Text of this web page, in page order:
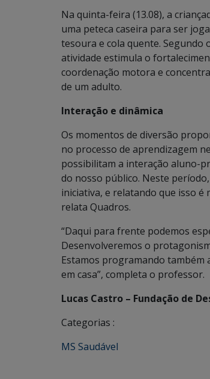
Na quinta-feira (13.08), a
uma peteca caseira para ser
tesoura e cola quente. Segundo
atividade estimula o
coordenação motora e
de um adulto.
Interação e dinâmica
Os momentos de diversão
no processo de aprendizagem
possibilitam a interação aluno-
do nosso público. Neste
iniciativa, e relatando que isso
relata Quadros.
“Daqui para frente podemos
Desenvolveremos o
Estamos programando também
em casa”, completa o professor.
Lucas Castro – Fundação de
Categorias :
MS Saudável